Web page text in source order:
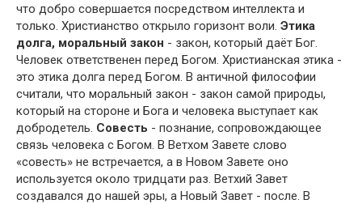
что добро совершается посредством интеллекта и
только. Христианство открыло горизонт воли. Этика
долга, моральный закон - закон, который даёт Бог.
Человек ответственен перед Богом. Христианская этика -
это этика долга перед Богом. В античной философии
считали, что моральный закон - закон самой природы,
который на стороне и Бога и человека выступает как
добродетель. Совесть - познание, сопровождающее
связь человека с Богом. В Ветхом Завете слово
«совесть» не встречается, а в Новом Завете оно
используется около тридцати раз. Ветхий Завет
создавался до нашей эры, а Новый Завет - после. В